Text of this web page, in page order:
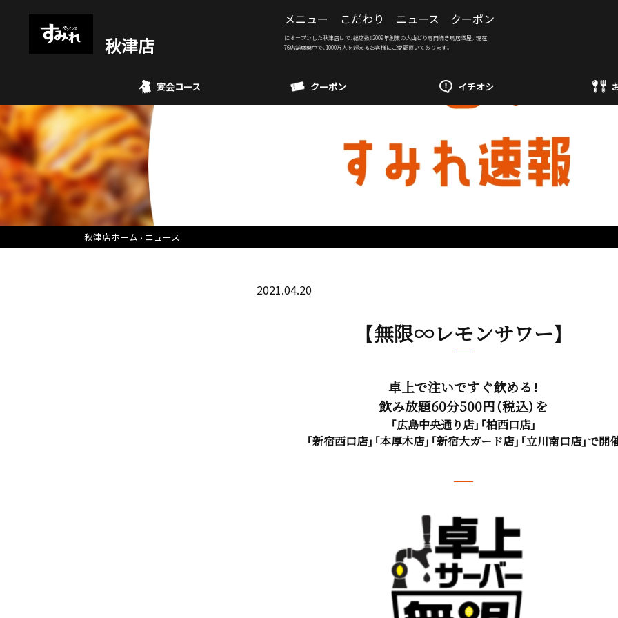
秋津店
メニュー こだわり ニュース クーポン
にオープンした秋津店はで、総席数！2009年創業の大山どり専門焼き鳥居酒屋。現在
76店舗展開中で、1000万人を超えるお客様にご愛顧頂いております。
宴会コース クーポン イチオシ
秋津店ホーム ニュース
2021.04.20
【無限∞レモンサワー】
卓上で注いですぐ飲める！
飲み放題60分500円（税込）を
「広島中央通り店」「柏西口店」
「新宿西口店」「本厚木店」「新宿大ガード店」「立川南口店」で開